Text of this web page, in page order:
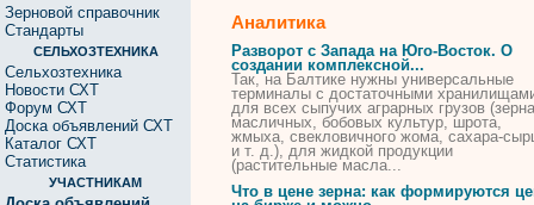
Зерновой справочник
Стандарты
СЕЛЬХОЗТЕХНИКА
Сельхозтехника
Новости СХТ
Форум СХТ
Доска объявлений СХТ
Каталог СХТ
Статистика
УЧАСТНИКАМ
Аналитика
Разворот с Запада наЮго-Восток. О
создании комплексной...
Так,на Балтике нужны универсальные
терминалы с достаточными
для всех сыпучих аграрных грузов (зерна
масличных, бобовых культур, шрота,
жмыха, свекловичного жома, сахара-
и т. д.), для жидкой продукции
(растительные масла...
Что в цене зерна: как формируются